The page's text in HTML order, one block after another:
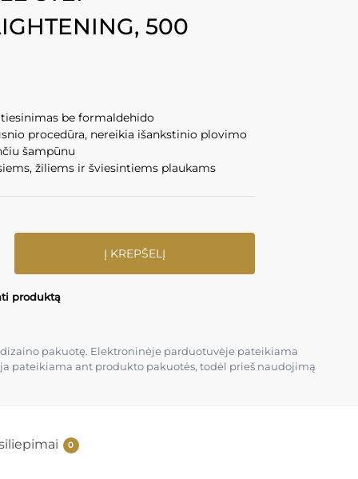
500
be formaldehido
procedūra, nereikia išankstinio plovimo
šampūnu
žiliems ir šviesintiems plaukams
Į KREPŠELĮ
produktą
pakuotę. Elektroninėje parduotuvėje pateikiama
pateikiama ant produkto pakuotės, todėl prieš naudojimą
0